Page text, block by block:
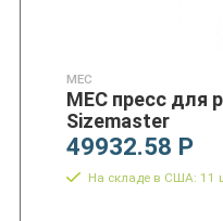
MEC
MEC пресс для
Sizemaster
49932.58 Р
На складе в США: 11